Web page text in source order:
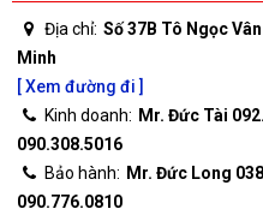
Địa chỉ: Số 37B Tô Ngọc
Minh
[ Xem đường đi ]
Kinh doanh: Mr. Đức Tài
090.308.5016
Bảo hành: Mr. Đức Long
090.776.0810